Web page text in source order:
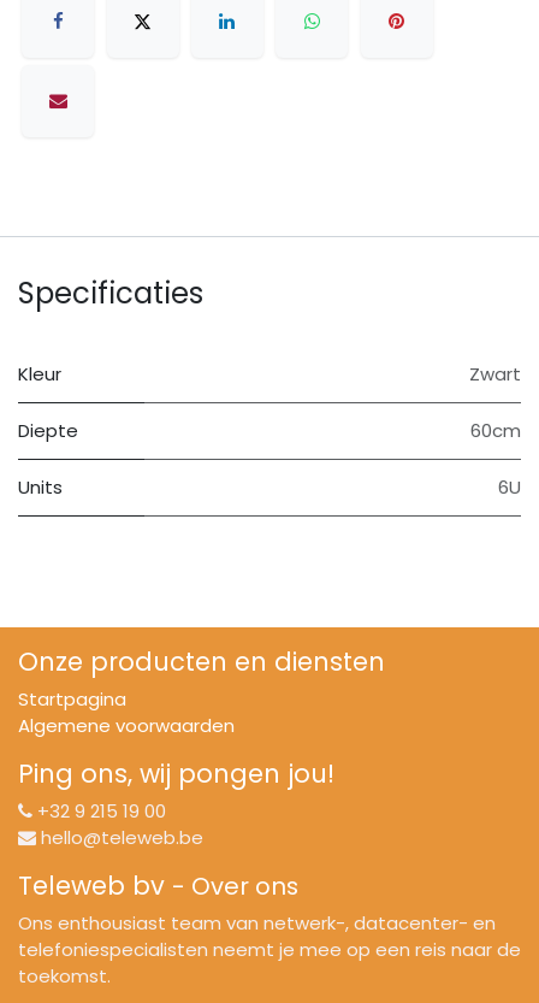
Specificaties
Kleur Zwart
Diepte 60cm
Units 6U
Onze producten en diensten
Startpagina
Algemene voorwaarden
Ping ons, wij pongen jou!
+32 9 215 19 00
hello@teleweb.be
Teleweb bv - Over ons
Ons enthousiast team van netwerk-, datacenter- en
telefoniespecialisten neemt je mee op een reis naar de
toekomst.